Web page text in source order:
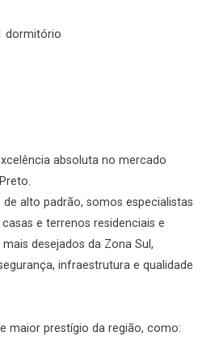
dormitório
absoluta no mercado
alto padrão, somos especialistas
e terrenos residenciais e
desejados da Zona Sul,
infraestrutura e qualidade
maior prestígio da região, como: